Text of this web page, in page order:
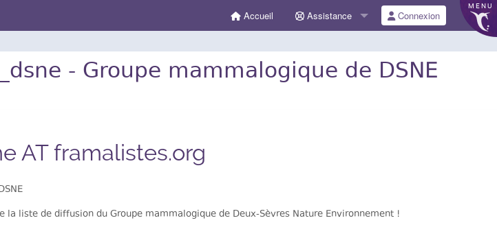
MENU
Accueil Assistance Connexion
- Groupe mammalogique de DSNE
AT framalistes.org
la liste de diffusion du Groupe mammalogique de Deux-Sèvres Nature Environnement !